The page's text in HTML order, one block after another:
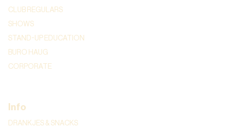
CLUB REGULARS
SHOWS
STAND-UP EDUCATION
BURO HAUG
CORPORATE
Info
DRANKJES & SNACKS